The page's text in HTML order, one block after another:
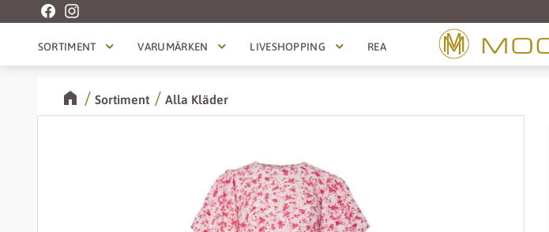
SORTIMENT VARUMÄRKEN LIVESHOPPING REA
Sortiment Alla Kläder